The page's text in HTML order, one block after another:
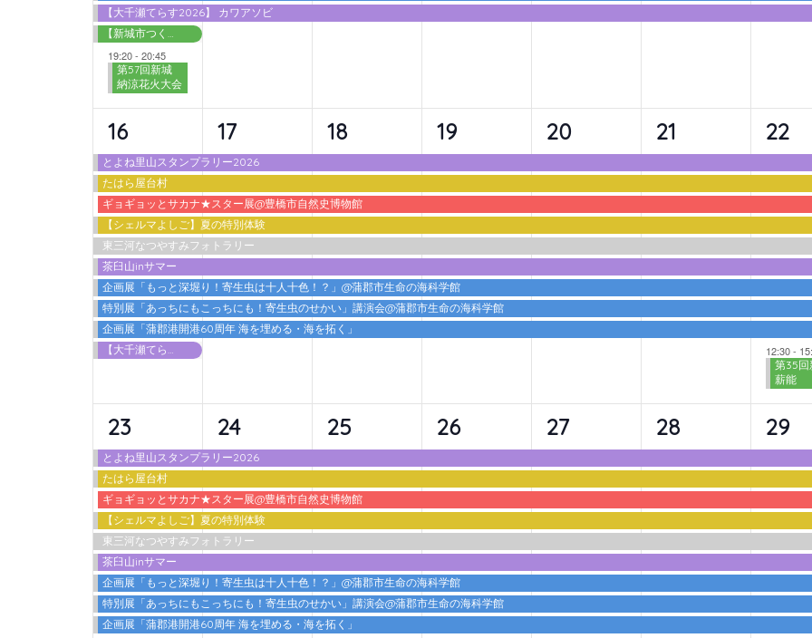
【大千瀬てらす2026】 カワアソビ
【新城市つくで交流館】わくわく広場 2026夏
19:20- 20:45
第57回新城
納涼花火大会
10
イ
ベ
ン
ト,
16
とよね里山スタンプラリー2026
たはら屋台村
ギョギョッとサカナ★スター展@豊橋市自然史博物館
【シェルマよしご】夏の特別体験
東三河なつやすみフォトラリー
茶臼山inサマー
企画展「もっと深堀り！寄生虫は十人十色！？」@蒲郡市生命の海科学館
特別展「あっちにもこっちにも！寄生虫のせかい」講演会@蒲郡市生命の海科学館
企画展「蒲郡港開港60周年 海を埋める・海を拓く」
【大千瀬てらす2026】 カワアソビ
9
イ
ベ
ン
ト,
17
9
イ
ベ
ン
ト,
18
9
イ
ベ
ン
ト,
19
9
イ
ベ
ン
ト,
20
9
イ
ベ
ン
ト,
21
10
イ
ベ
ン
ト,
22
12:30-
第35回
薪能
10
イ
ベ
ン
ト,
23
とよね里山スタンプラリー2026
たはら屋台村
ギョギョッとサカナ★スター展@豊橋市自然史博物館
【シェルマよしご】夏の特別体験
東三河なつやすみフォトラリー
茶臼山inサマー
企画展「もっと深堀り！寄生虫は十人十色！？」@蒲郡市生命の海科学館
特別展「あっちにもこっちにも！寄生虫のせかい」講演会@蒲郡市生命の海科学館
企画展「蒲郡港開港60周年 海を埋める・海を拓く」
10
イ
ベ
ン
ト,
24
9
イ
ベ
ン
ト,
25
9
イ
ベ
ン
ト,
26
10
イ
ベ
ン
ト,
27
9
イ
ベ
ン
ト,
28
10
イ
ベ
ン
ト,
29